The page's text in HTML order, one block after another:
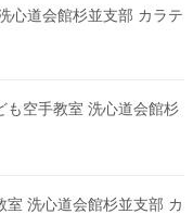
心道会館杉並支部 カラテ
も空手教室 洗心道会館杉
室 洗心道会館杉並支部 カ